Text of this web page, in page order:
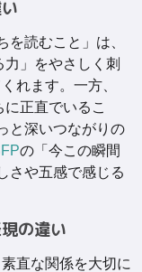
を読むこと」は、
」をやさしく刺
れます。一方、
正直でいるこ
と深いつながりの
の「今この瞬間
さや五感で感じる
の違い
直な関係を大切に